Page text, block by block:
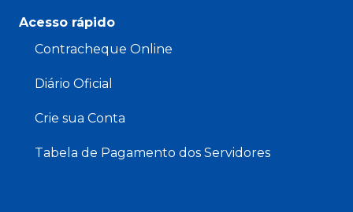
Acesso rápido
Contracheque Online
Diário Oficial
Crie sua Conta
Tabela de Pagamento dos Servidores